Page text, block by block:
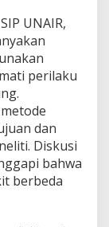
UNAIR,
perilaku
dan
Diskusi
bahwa
berbeda